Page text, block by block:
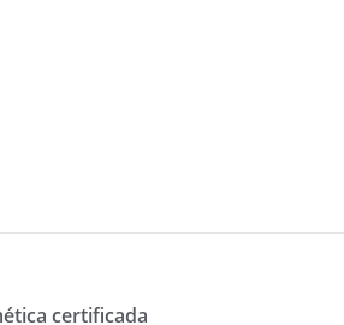
certificada